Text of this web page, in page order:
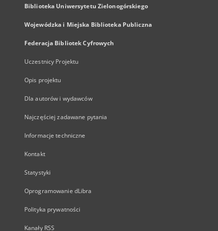
Biblioteka Uniwersytetu Zielonogórskiego
Wojewódzka i Miejska Biblioteka Publiczna
Federacja Bibliotek Cyfrowych
Uczestnicy Projektu
Opis projektu
Dla autorów i wydawców
Najczęściej zadawane pytania
Informacje techniczne
Kontakt
Statystyki
Oprogramowanie dLibra
Polityka prywatności
Kanały RSS